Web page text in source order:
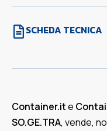
SCHEDA TECNICA
Container.ite
SO.GE.TRA, vende,